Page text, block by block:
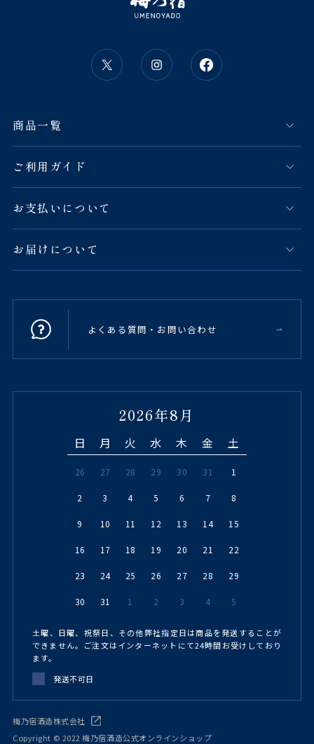
商品一覧
ご利用ガイド
お支払いについて
お届けについて
よくある質問・お問い合わせ
2026年8月
日 月 火 水 木 金 土
26 27 28 29 30 31 1
2 3 4 5 6 7 8
9 10 11 12 13 14 15
16 17 18 19 20 21 22
23 24 25 26 27 28 29
30 31 1 2 3 4 5
土曜、日曜、祝祭日、その他弊社指定日は商品を発送することが
できません。ご注文はインターネットにて24時間お受けしており
ます。
発送不可日
梅乃宿酒造株式会社
Copyright © 2022 梅乃宿酒造公式オンラインショップ